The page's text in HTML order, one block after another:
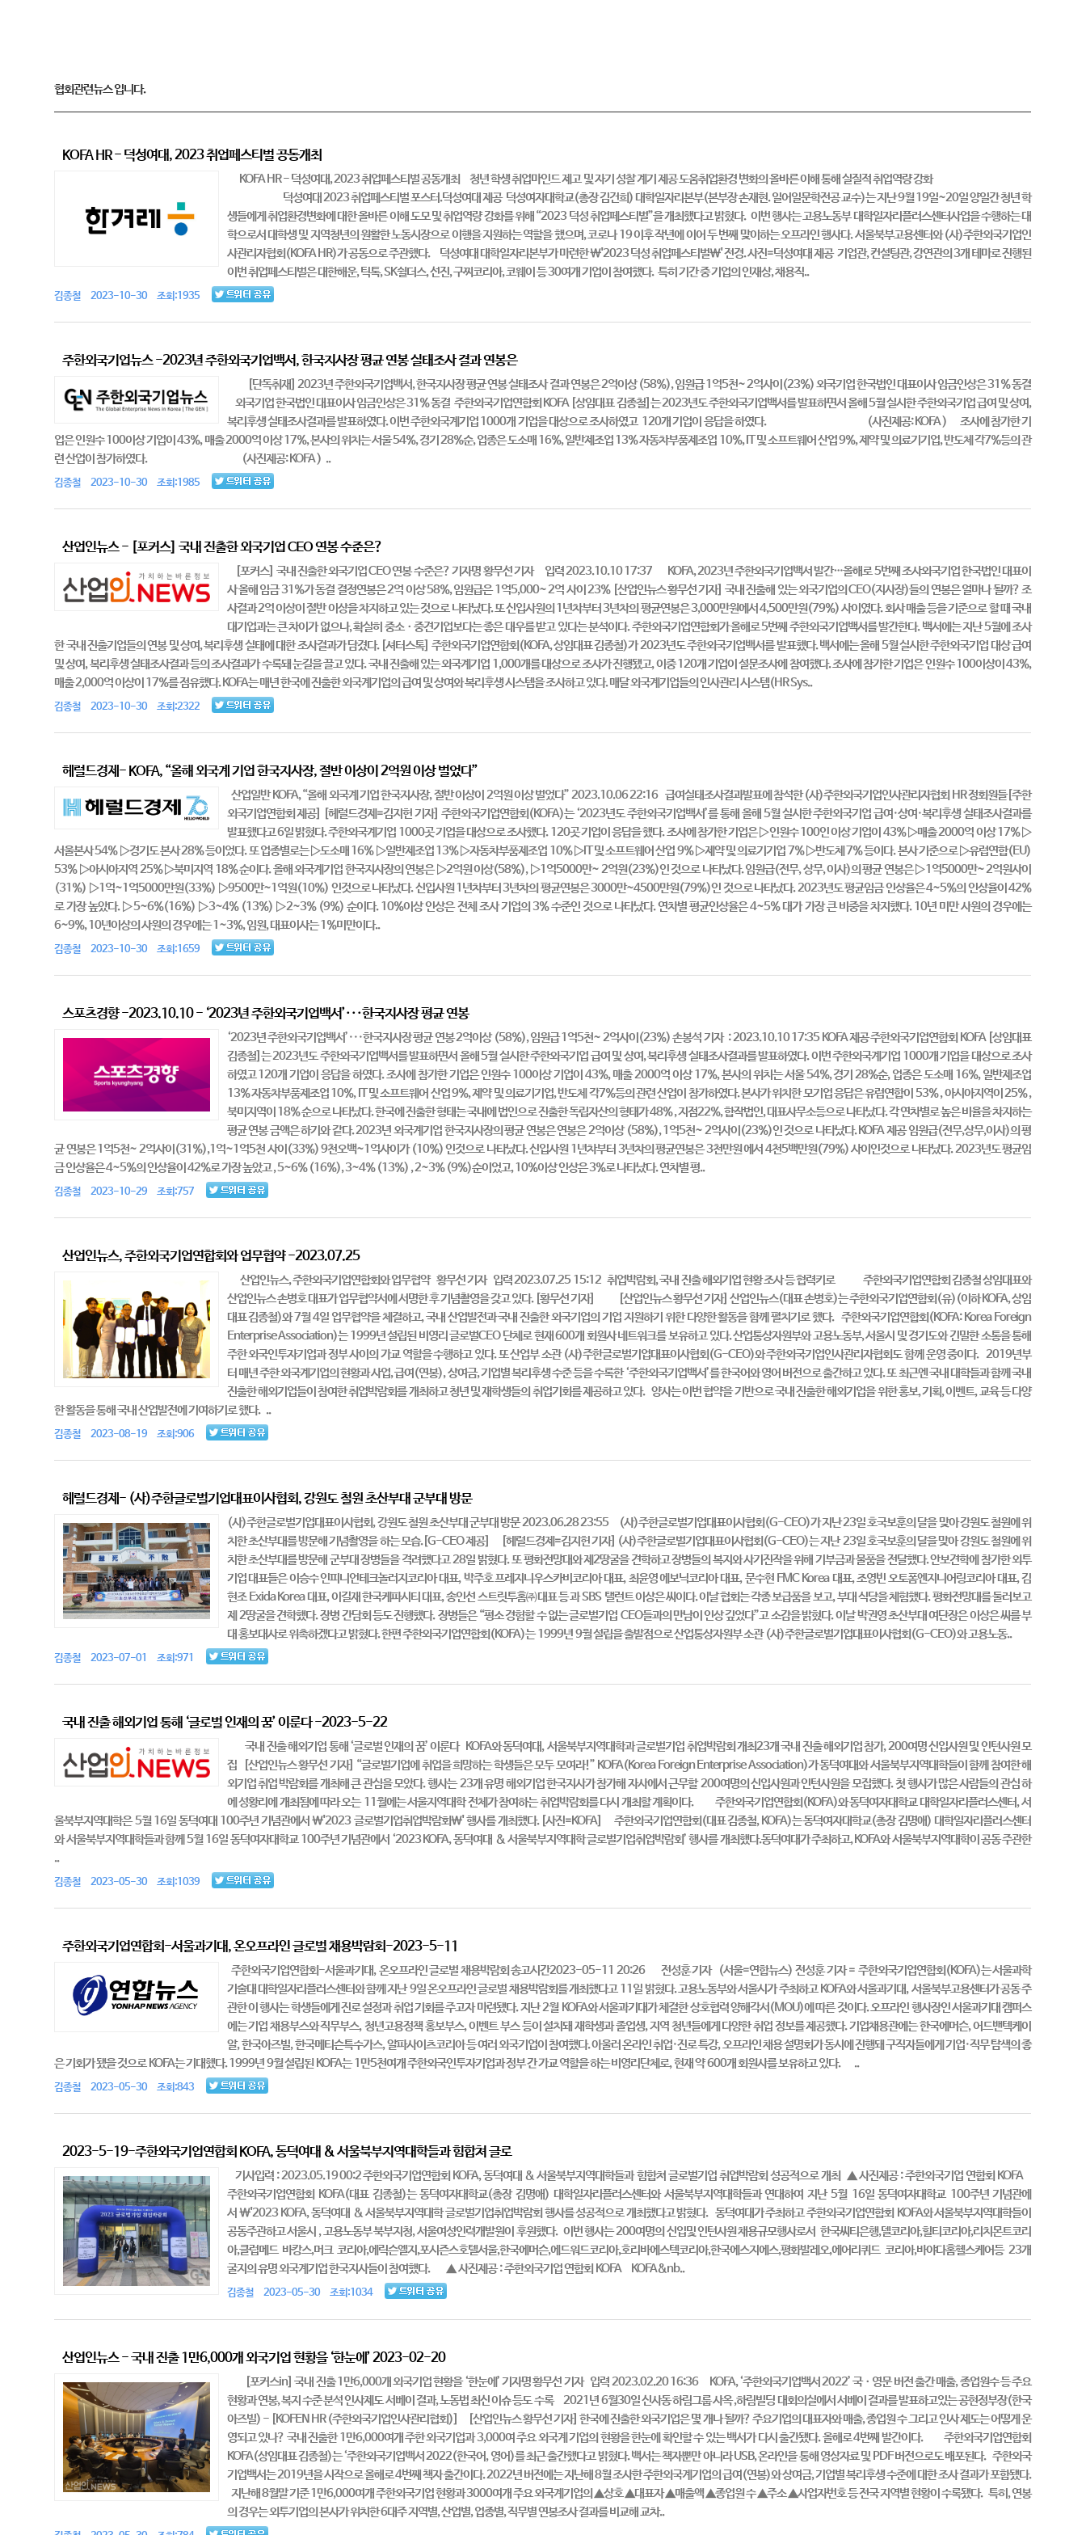
협회관련뉴스 입니다.
KOFA HR - 덕성여대, 2023 취업페스티벌 공동개최
KOFA HR - 덕성여대, 2023 취업페스티벌 공동개최 청년 학생 취업마인드 제고 및 자기 성찰 계기 제공 도움취업환경 변화의 올바른 이해 통해 실질적 취업역량 강화
덕성여대 2023 취업페스티벌 포스터.덕성여대 제공 덕성여자대학교(총장 김건희) 대학일자리본부(본부장 손재현. 일어일문학전공 교수)는 지난 9월 19일~20일 양일간 청년 학
생들에게 취업환경변화에 대한 올바른 이해 도모 및 취업역량 강화를 위해 “2023 덕성 취업페스티벌”을 개최했다고 밝혔다. 이번 행사는 고용노동부 대학일자리플러스센터사업을 수행하는 대
학으로서 대학생 및 지역청년의 원활한 노동시장으로 이행을 지원하는 역할을 했으며, 코로나 19 이후 작년에 이어 두 번째 맞이하는 오프라인 행사다. 서울북부고용센터와 (사)주한외국기업인
사관리자협회(KOFA HR)가 공동으로 주관했다. 덕성여대 대학일자리본부가 마련한 \'2023 덕성 취업페스티벌\' 전경. 사진=덕성여대 제공 기업관, 컨설팅관, 강연관의 3개 테마로 진행된
이번 취업페스티벌은 대한해운, 틱톡, SK쉴더스, 선진, 구찌코리아, 코웨이 등 30여개 기업이 참여했다. 특히 기간 중 기업의 인재상, 채용직..
김종철 2023-10-30 조회:1935
주한외국기업뉴스 -2023년 주한외국기업백서, 한국지사장 평균 연봉 실태조사 결과 연봉은
[단독취재] 2023년 주한외국기업백서, 한국지사장 평균 연봉 실태조사 결과 연봉은 2억이상 (58%), 임원급 1억5천~ 2억사이(23%) 외국기업 한국법인 대표이사 임금인상은 31% 동결
외국기업 한국법인 대표이사 임금인상은 31% 동결 주한외국기업연합회 KOFA [상임대표 김종철]는 2023년도 주한외국기업백서를 발표하면서 올해 5월 실시한 주한외국기업 급여 및 상여,
복리후생 실태조사결과를 발표하였다. 이번 주한외국계기업 1000개 기업을 대상으로 조사하였고 120개 기업이 응답을 하였다. (사진제공: KOFA ) 조사에 참가한 기
업은 인원수 100이상 기업이 43%, 매출 2000억 이상 17%, 본사의 위치는 서울 54%, 경기 28%순, 업종은 도소매 16%, 일반제조업 13% 자동차부품제조업 10%, IT 및 소프트웨어 산업 9%, 제약 및 의료기기업, 반도체 각7%등의 관
련 산업이 참가하였다. (사진제공: KOFA ) ..
김종철 2023-10-30 조회:1985
산업인뉴스 - [포커스] 국내 진출한 외국기업 CEO 연봉 수준은?
[포커스] 국내 진출한 외국기업 CEO 연봉 수준은? 기자명 황무선 기자 입력 2023.10.10 17:37 KOFA, 2023년 주한외국기업백서 발간…올해로 5번째 조사외국기업 한국법인 대표이
사 올해 임금 31%가 동결 결정연봉은 2억 이상 58%, 임원급은 1억5,000~ 2억 사이 23% [산업인뉴스 황무선 기자] 국내 진출해 있는 외국기업의 CEO(지사장)들의 연봉은 얼마나 될까? 조
사결과 2억 이상이 절반 이상을 차지하고 있는 것으로 나타났다. 또 신입사원의 1년차부터 3년차의 평균연봉은 3,000만원에서 4,500만원(79%) 사이였다. 회사 매출 등을 기준으로 할 때 국내
대기업과는 큰 차이가 없으나, 확실히 중소ㆍ중견기업보다는 좋은 대우를 받고 있다는 분석이다. 주한외국기업연합회가 올해로 5번째 주한외국기업백서를 발간한다. 백서에는 지난 5월에 조사
한 국내 진출기업들의 연봉 및 상여, 복리후생 실태에 대한 조사결과가 담겼다. [셔터스톡] 주한외국기업연합회(KOFA, 상임대표 김종철)가 2023년도 주한외국기업백서를 발표했다. 백서에는 올해 5월 실시한 주한외국기업 대상 급여
및 상여, 복리후생 실태조사결과 등의 조사결과가 수록돼 눈길을 끌고 있다. 국내 진출해 있는 외국계기업 1,000개를 대상으로 조사가 진행됐고, 이중 120개 기업이 설문조사에 참여했다. 조사에 참가한 기업은 인원수 100이상이 43%,
매출 2,000억 이상이 17%를 점유했다. KOFA는 매년 한국에 진출한 외국계기업의 급여 및 상여와 복리후생 시스템을 조사하고 있다. 매달 외국계기업들의 인사관리 시스템(HR Sys..
김종철 2023-10-30 조회:2322
헤럴드경제- KOFA, “올해 외국계 기업 한국지사장, 절반 이상이 2억원 이상 벌었다”
산업일반 KOFA, “올해 외국계 기업 한국지사장, 절반 이상이 2억원 이상 벌었다” 2023.10.06 22:16 급여실태조사결과발표에 참석한 (사)주한외국기업인사관리자협회 HR 정회원들[주한
외국기업연합회 제공] [헤럴드경제=김지헌 기자] 주한외국기업연합회(KOFA)는 ‘2023년도 주한외국기업백서’를 통해 올해 5월 실시한 주한외국기업 급여·상여·복리후생 실태조사결과를
발표했다고 6일 밝혔다. 주한외국계기업 1000곳 기업을 대상으로 조사했다. 120곳 기업이 응답을 했다. 조사에 참가한 기업은 ▷인원수 100인 이상 기업이 43% ▷매출 2000억 이상 17% ▷
서울본사 54% ▷경기도 본사 28% 등이었다. 또 업종별로는 ▷도소매 16% ▷일반제조업 13% ▷자동차부품제조업 10% ▷IT 및 소프트웨어 산업 9% ▷제약 및 의료기기업 7% ▷반도체 7% 등이다. 본사 기준으로 ▷유럽연합(EU)
53% ▷아시아지역 25% ▷북미지역 18% 순이다. 올해 외국계기업 한국지사장의 연봉은 ▷2억원 이상(58%), ▷1억5000만~ 2억원(23%)인 것으로 나타났다. 임원급(전무, 상무, 이사)의 평균 연봉은 ▷1억5000만~ 2억원사이
(31%) ▷1억~1억5000만원(33%) ▷9500만~1억원(10%) 인것으로 나타났다. 신입사원 1년차부터 3년차의 평균연봉은 3000만~4500만원(79%)인 것으로 나타났다. 2023년도 평균임금 인상율은 4~5%의 인상율이 42%
로 가장 높았다. ▷5~6%(16%) ▷3~4% (13%) ▷2~3% (9%) 순이다. 10%이상 인상은 전체 조사 기업의 3% 수준인 것으로 나타났다. 연차별 평균인상율은 4~5% 대가 가장 큰 비중을 차지했다. 10년 미만 사원의 경우에는
6~9%, 10년이상의 사원의 경우에는 1~3%, 임원, 대표이사는 1%미만이다..
김종철 2023-10-30 조회:1659
스포츠경향 -2023.10.10 - ‘2023년 주한외국기업백서’···한국지사장 평균 연봉
‘2023년 주한외국기업백서’···한국지사장 평균 연봉 2억이상 (58%), 임원급 1억5천~ 2억사이(23%) 손봉석 기자 : 2023.10.10 17:35 KOFA 제공 주한외국기업연합회 KOFA [상임대표
김종철]는 2023년도 주한외국기업백서를 발표하면서 올해 5월 실시한 주한외국기업 급여 및 상여, 복리후생 실태조사결과를 발표하였다. 이번 주한외국계기업 1000개 기업을 대상으로 조사
하였고 120개 기업이 응답을 하였다. 조사에 참가한 기업은 인원수 100이상 기업이 43%, 매출 2000억 이상 17%, 본사의 위치는 서울 54%, 경기 28%순, 업종은 도소매 16%, 일반제조업
13% 자동차부품제조업 10%, IT 및 소프트웨어 산업 9%, 제약 및 의료기기업, 반도체 각7%등의 관련 산업이 참가하였다. 본사가 위치한 모기업 응답은 유럽연합이 53% , 아시아지역이 25% ,
북미지역이 18% 순으로 나타났다. 한국에 진출한 형태는 국내에 법인으로 진출한 독립자산의 형태가 48% , 지점22%, 합작법인, 대표사무소등으로 나타났다. 각 연차별로 높은 비율을 차지하는
평균 연봉 금액은 하기와 같다. 2023년 외국계기업 한국지사장의 평균 연봉은 연봉은 2억이상 (58%), 1억5천~ 2억사이(23%)인 것으로 나타났다. KOFA 제공 임원급(전무,상무,이사)의 평
균 연봉은 1억5천~ 2억사이(31%),1억~1억5천 사이(33%) 9천오백~1억사이가 (10%) 인것으로 나타났다. 신입사원 1년차부터 3년차의 평균연봉은 3천만원 에서 4천5백만원(79%) 사이인것으로 나타났다. 2023년도 평균임
금 인상율은 4~5%의 인상율이 42%로 가장 높았고 , 5~6% (16%), 3~4% (13%) , 2~3% (9%)순이었고, 10%이상 인상은 3%로 나타났다. 연차별 평..
김종철 2023-10-29 조회:757
산업인뉴스, 주한외국기업연합회와 업무협약 -2023.07.25
산업인뉴스, 주한외국기업연합회와 업무협약 황무선 기자 입력 2023.07.25 15:12 취업박람회, 국내 진출 해외기업 현황 조사 등 협력키로 주한외국기업연합회 김종철 상임대표와
산업인뉴스 손병호 대표가 업무협약서에 서명한 후 기념촬영을 갖고 있다. [황무선 기자] [산업인뉴스 황무선 기자] 산업인뉴스(대표 손병호)는 주한외국기업연합회(유)(이하 KOFA, 상임
대표 김종철)와 7월 4일 업무협약을 체결하고, 국내 산업발전과 국내 진출한 외국기업의 기업 지원하기 위한 다양한 활동을 함께 펼치기로 했다. 주한외국기업연합회(KOFA: Korea Foreign
Enterprise Association)는 1999년 설립된 비영리 글로벌CEO 단체로 현재 600개 회원사 네트워크를 보유하고 있다. 산업통상자원부와 고용노동부, 서울시 및 경기도와 긴밀한 소통을 통해
주한 외국인투자기업과 정부 사이의 가교 역할을 수행하고 있다. 또 산업부 소관 (사)주한글로벌기업대표이사협회(G-CEO)와 주한외국기업인사관리자협회도 함께 운영 중이다. 2019년부
터 매년 주한 외국계기업의 현황과 사업, 급여(연봉), 상여금, 기업별 복리후생 수준 등을 수록한 ‘주한외국기업백서’를 한국어와 영어 버전으로 출간하고 있다. 또 최근엔 국내 대학들과 함께 국내
진출한 해외기업들이 참여한 취업박람회를 개최하고 청년 및 재학생들의 취업기회를 제공하고 있다. 양사는 이번 협약을 기반으로 국내 진출한 해외기업을 위한 홍보, 기획, 이벤트, 교육 등 다양
한 활동을 통해 국내 산업발전에 기여하기로 했다. ..
김종철 2023-08-19 조회:906
헤럴드경제- (사)주한글로벌기업대표이사협회, 강원도 철원 초산부대 군부대 방문
(사)주한글로벌기업대표이사협회, 강원도 철원 초산부대 군부대 방문 2023.06.28 23:55 (사)주한글로벌기업대표이사협회(G-CEO)가 지난 23일 호국보훈의 달을 맞아 강원도 철원에 위
치한 초산부대를 방문해 기념촬영을 하는 모습.[G-CEO 제공] [헤럴드경제=김지헌 기자] (사)주한글로벌기업대표이사협회(G-CEO)는 지난 23일 호국보훈의 달을 맞아 강원도 철원에 위
치한 초산부대를 방문해 군부대 장병들을 격려했다고 28일 밝혔다. 또 평화전망대와 제2땅굴을 견학하고 장병들의 복지와 사기진작을 위해 기부금과 물품을 전달했다. 안보견학에 참가한 외투
기업 대표들은 이승수 인피니언테크놀러지코리아 대표, 박주호 프레지니우스카비코리아 대표, 최윤영 에보닉코리아 대표, 문수현 FMC Korea 대표, 조영빈 오토폼엔지니어링코리아 대표, 김
현조 Exida Korea 대표, 이길재 한국케파시티 대표, 송인선 스트릿투홈㈜ 대표 등 과 SBS 탤런트 이상은 씨이다. 이날 협회는 각종 보급품을 보고, 부대 식당을 체험했다. 평화전망대를 둘러보고
제 2땅굴을 견학했다. 장병 간담회 등도 진행했다. 장병들은 “평소 경험할 수 없는 글로벌기업 CEO들과의 만남이 인상 깊었다”고 소감을 밝혔다. 이날 박권영 초산부대 여단장은 이상은 씨를 부
대 홍보대사로 위촉하겠다고 밝혔다. 한편 주한외국기업연합회(KOFA)는 1999년 9월 설립을 출발점으로 산업통상자원부 소관 (사)주한글로벌기업대표이사협회(G-CEO)와 고용노동..
김종철 2023-07-01 조회:971
국내 진출 해외기업 통해 ‘글로벌 인재의 꿈’ 이룬다 -2023-5-22
국내 진출 해외기업 통해 ‘글로벌 인재의 꿈’ 이룬다 KOFA와 동덕여대, 서울북부지역대학과 글로벌기업 취업박람회 개최23개 국내 진출 해외기업 참가, 200여명 신입사원 및 인턴사원 모
집 [산업인뉴스 황무선 기자] “글로벌기업에 취업을 희망하는 학생들은 모두 모여라!” KOFA(Korea Foreign Enterprise Association)가 동덕여대와 서울북부지역대학들이 함께 참여한 해
외기업 취업 박람회를 개최해 큰 관심을 모았다. 행사는 23개 유명 해외기업 한국지사가 참가해 자사에서 근무할 200여명의 신입사원과 인턴사원을 모집했다. 첫 행사가 많은 사람들의 관심 하
에 성황리에 개최됨에 따라 오는 11월에는 서울지역대학 전체가 참여하는 취업박람회를 다시 개최할 계획이다. 주한외국기업연합회(KOFA)와 동덕여자대학교 대학일자리플러스센터, 서
울북부지역대학은 5월 16일 동덕여대 100주년 기념관에서 \'2023 글로벌기업취업박람회\' 행사를 개최했다. [사진=KOFA] 주한외국기업연합회(대표 김종철, KOFA)는 동덕여자대학교(총장 김명애) 대학일자리플러스센터
와 서울북부지역대학들과 함께 5월 16일 동덕여자대학교 100주년 기념관에서 ‘2023 KOFA, 동덕여대 & 서울북부지역대학 글로벌기업취업박람회’ 행사를 개최했다.동덕여대가 주최하고, KOFA와 서울북부지역대학이 공동 주관한
..
김종철 2023-05-30 조회:1039
주한외국기업연합회-서울과기대, 온오프라인 글로벌 채용박람회-2023-5-11
주한외국기업연합회-서울과기대, 온오프라인 글로벌 채용박람회 송고시간2023-05-11 20:26 전성훈 기자 (서울=연합뉴스) 전성훈 기자 = 주한외국기업연합회(KOFA)는 서울과학
기술대 대학일자리플러스센터와 함께 지난 9일 온오프라인 글로벌 채용박람회를 개최했다고 11일 밝혔다. 고용노동부와 서울시가 주최하고 KOFA와 서울과기대, 서울북부고용센터가 공동 주
관한 이 행사는 학생들에게 진로 설정과 취업 기회를 주고자 마련됐다. 지난 2월 KOFA와 서울과기대가 체결한 상호협력 양해각서(MOU)에 따른 것이다. 오프라인 행사장인 서울과기대 캠퍼스
에는 기업 채용부스와 직무부스, 청년고용정책 홍보부스, 이벤트 부스 등이 설치돼 재학생과 졸업생, 지역 청년들에게 다양한 취업 정보를 제공했다. 기업채용관에는 한국에머슨, 어드밴텍케이
알, 한국아즈빌, 한국메티슨특수가스, 알파사이츠코리아 등 여러 외국기업이 참여했다. 아울러 온라인 취업·진로 특강, 오프라인 채용 설명회가 동시에 진행돼 구직자들에게 기업·직무 탐색의 좋
은 기회가 됐을 것으로 KOFA는 기대했다. 1999년 9월 설립된 KOFA는 1만5천여개 주한외국인투자기업과 정부 간 가교 역할을 하는 비영리단체로, 현재 약 600개 회원사를 보유하고 있다. ..
김종철 2023-05-30 조회:843
2023-5-19-주한외국기업연합회 KOFA, 동덕여대 & 서울북부지역대학들과 힘합쳐 글로
기사입력 : 2023.05.19 00:2 주한외국기업연합회 KOFA, 동덕여대 & 서울북부지역대학들과 힘합쳐 글로벌기업 취업박람회 성공적으로 개최 ▲ 사진제공 : 주한외국기업 연합회 KOFA
주한외국기업연합회 KOFA(대표 김종철)는 동덕여자대학교(총장 김명애) 대학일자리플러스센터와 서울북부지역대학들과 연대하여 지난 5월 16일 동덕여자대학교 100주년 기념관에
서 \'2023 KOFA, 동덕여대 & 서울북부지역대학 글로벌기업취업박람회 행사를 성공적으로 개최했다고 밝혔다. 동덕여대가 주최하고 주한외국기업연합회 KOFA와 서울북부지역대학들이
공동주관하고 서울시 , 고용노동부 북부지청, 서울여성인력개발원이 후원했다. 이번 행사는 200여명의 신입및 인턴사원 채용규모행사로서 한국씨티은행,델코리아,힐티코리아,리치몬트코리
아,클럽메드 바캉스,머크 코리아,에릭슨엘지,포시즌스호텔서울,한국에머슨,에드워드코리아,호리바에스텍코리아,한국에스지에스,평화발레오,에어리퀴드 코리아,바야다홈헬스케어등 23개
굴지의 유명 외국계기업 한국지사들이 참여했다. ▲ 사진제공 : 주한외국기업 연합회 KOFA KOFA&nb..
김종철 2023-05-30 조회:1034
산업인뉴스 - 국내 진출 1만6,000개 외국기업 현황을 ‘한눈에’ 2023-02-20
[포커스in] 국내 진출 1만6,000개 외국기업 현황을 ‘한눈에’ 기자명 황무선 기자 입력 2023.02.20 16:36 KOFA, ‘주한외국기업백서 2022’ 국ㆍ영문 버전 출간 매출, 종업원수 등 주요
현황과 연봉, 복지 수준 분석 인사제도 서베이 결과, 노동법 최신 이슈 등도 수록 2021년 6월30일 신사동 하림그룹 사옥 ,하림빌딩 대회의실에서 서베이 결과를 발표하고있는 공현정부장(한국
아즈빌) - [KOFEN HR (주한외국기업인사관리협회)] [산업인뉴스 황무선 기자] 한국에 진출한 외국기업은 몇 개나 될까? 주요기업의 대표자와 매출, 종업원 수 그리고 인사 제도는 어떻게 운
영되고 있나? 국내 진출한 1만6,000여개 주한 외국기업과 3,000여 주요 외국계 기업의 현황을 한눈에 확인할 수 있는 백서가 다시 출간됐다. 올해로 4번째 발간이다. 주한외국기업연합회
KOFA(상임대표 김종철)는 ‘주한외국기업백서 2022(한국어, 영어)를 최근 출간했다고 밝혔다. 백서는 책자뿐만 아니라 USB, 온라인을 통해 영상자료 및 PDF 버전으로도 배포된다. 주한외국
기업백서는 2019년을 시작으로 올해로 4번째 책자 출간이다. 2022년 버전에는 지난해 8월 조사한 주한외국계기업의 급여(연봉)와 상여금, 기업별 복리후생 수준에 대한 조사 결과가 포함됐다.
지난해 8월말 기준 1만6,000여개 주한외국기업 현황과 3000여개 주요 외국계기업의 ▲상호 ▲대표자 ▲매출액 ▲종업원 수 ▲주소 ▲사업자번호 등 전국 지역별 현황이 수록됐다. 특히, 연봉
의 경우는 외투기업의 본사가 위치한 6대주 지역별, 산업별, 업종별, 직무별 연봉조사 결과를 비교해 교차..